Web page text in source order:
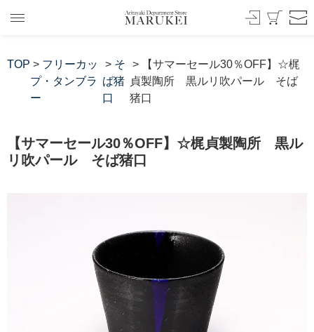
TOP > フリーカッ
プ・タンブラ
ー
> そ
ば猪
口
> 【サマーセール30％OFF】☆梶
貞製陶所 黒ルリ吹パール そば
猪口
【サマーセール30％OFF】☆梶貞製陶所 黒ル
リ吹パール そば猪口